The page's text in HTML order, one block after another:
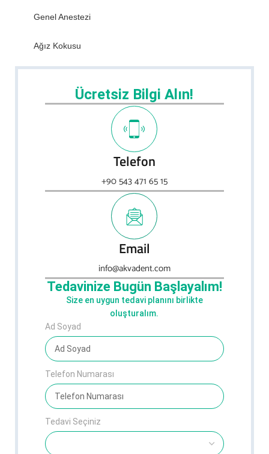
Genel Anestezi
Ağız Kokusu
Ücretsiz Bilgi Alın!
Telefon
+90 543 471 65 15
Email
info@akvadent.com
Tedavinize Bugün Başlayalım!​
Size en uygun tedavi planını birlikte
oluşturalım.
Ad Soyad
Telefon Numarası
Tedavi Seçiniz